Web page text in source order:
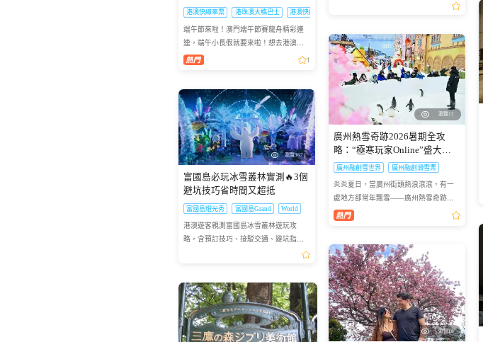
港澳快線車票 港珠澳大橋巴士 港澳快線夜班車票
端午節來啦！澳門端午節賽龍舟精彩連
連，端午小長假就要來啦！想去港澳兩
地感受賽龍舟的熱血激情？「港澳快
1
瀏覽12
廣州熱雪奇跡2026暑期全攻
略：“極寒玩家Online”盛大啟
幕，-6℃解鎖最酷夏天
廣州融創雪世界 廣州融創滑雪票
炎炎夏日，當廣州街頭熱浪滾滾，有一
處地方卻常年飄雪——廣州熱雪奇跡
（原廣州融創雪世界）正以-4℃至-6℃的
瀏覽367
富國島必玩冰雪叢林實測🔥3個
避坑技巧省時間又超抵
富國島燈光秀 富國島Grand World
港澳遊客親測富國島冰雪叢林遊玩攻
略，含預訂技巧、接駁交通、避坑指
南，帶你玩轉熱帶裏的冰雪世界，拍出
瀏覽18